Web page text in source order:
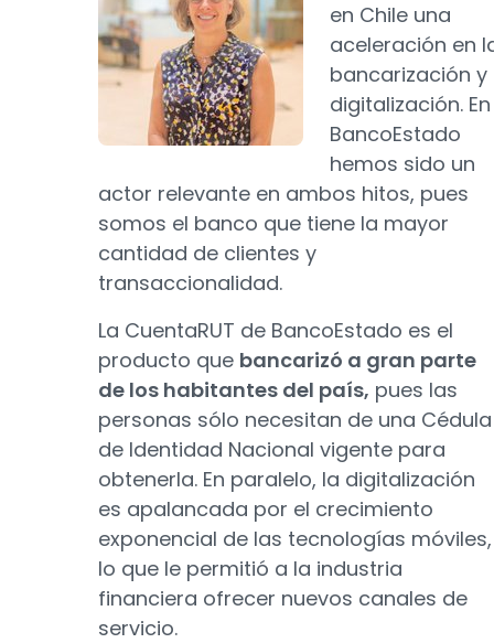
en Chile una
aceleración en
bancarización y
digitalización. En
BancoEstado
hemos sido un
actor relevante en ambos hitos, pues
somos el banco que tiene la mayor
cantidad de clientes y
transaccionalidad.
La CuentaRUT de BancoEstado es el
producto que bancarizó a gran parte
de los habitantes del país, pues las
personas sólo necesitan de una Cédula
de Identidad Nacional vigente para
obtenerla. En paralelo, la digitalización
es apalancada por el crecimiento
exponencial de las tecnologías móviles,
lo que le permitió a la industria
financiera ofrecer nuevos canales de
servicio.